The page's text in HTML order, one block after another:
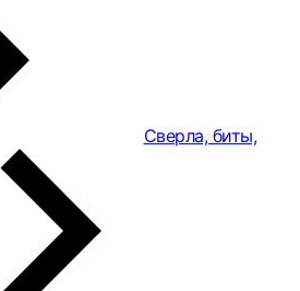
Сверла, биты,